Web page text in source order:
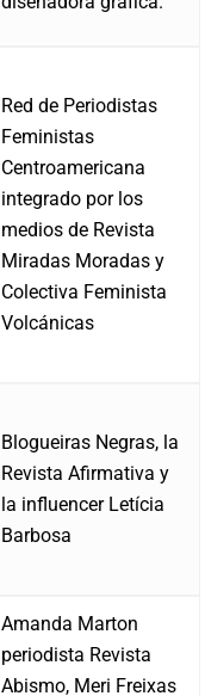
Red de Periodistas
Feministas
Centroamericana
integrado por los
medios de Revista
Miradas Moradas y
Colectiva Feminista
Volcánicas
Blogueiras Negras, la
Revista Afirmativa y
la influencer Letícia
Barbosa
Amanda Marton
periodista Revista
Abismo, Meri Freixas